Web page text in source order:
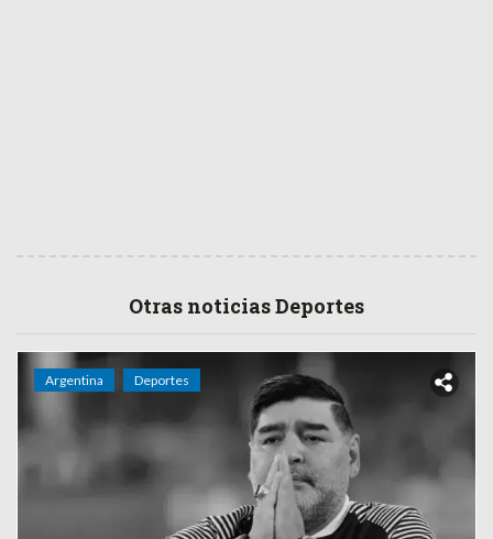
Otras noticias Deportes
Argentina Deportes